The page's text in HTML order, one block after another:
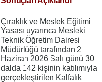
Çıraklık ve Meslek Eğitimi
Yasası uyarınca Mesleki
Teknik Öğretim Dairesi
Müdürlüğü tarafından 2
Haziran 2026 Salı günü 30
dalda 142 kişinin katılımıyla
gerçekleştirilen Kalfalık